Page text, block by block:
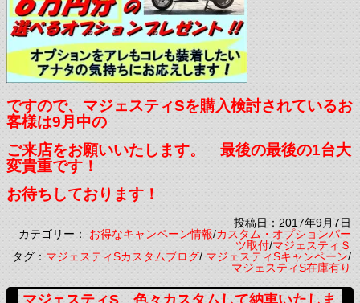
ですので、マジェスティSを購入検討されているお
客様は9月中の
ご来店をお願いいたします。 最後の最後の1台大
変貴重です！
お待ちしております！
投稿日：2017年9月7日
カテゴリー：お得なキャンペーン情報/カスタム・オプションパー
ツ取付/マジェスティＳ
タグ：マジェスティSカスタムブログ/マジェスティSキャンペーン/
マジェスティS在庫有り